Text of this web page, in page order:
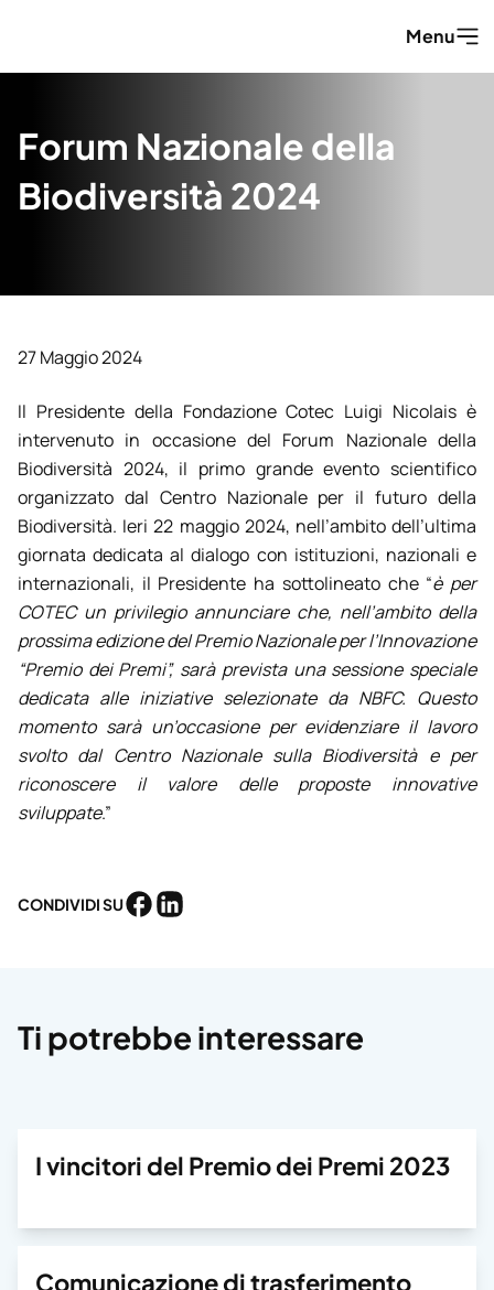
Menu
Forum Nazionale della
Biodiversità 2024
27 Maggio 2024
Il Presidente della Fondazione Cotec Luigi Nicolais è
intervenuto in occasione del Forum Nazionale della
Biodiversità 2024, il primo grande evento scientifico
organizzato dal Centro Nazionale per il futuro della
Biodiversità. Ieri 22 maggio 2024, nell’ambito dell’ultima
giornata dedicata al dialogo con istituzioni, nazionali e
internazionali, il Presidente ha sottolineato che “è per
COTEC un privilegio annunciare che, nell’ambito della
prossima edizione del Premio Nazionale per l’Innovazione
“Premio dei Premi”, sarà prevista una sessione speciale
dedicata alle iniziative selezionate da NBFC. Questo
momento sarà un’occasione per evidenziare il lavoro
svolto dal Centro Nazionale sulla Biodiversità e per
riconoscere il valore delle proposte innovative
sviluppate.”
CONDIVIDI SUCondividi su Facebook
Condividi su LinkedIn
Ti potrebbe interessare
I vincitori del Premio dei Premi 2023
Comunicazione di trasferimento